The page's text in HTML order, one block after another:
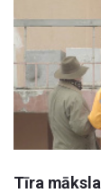
Tīra māksla